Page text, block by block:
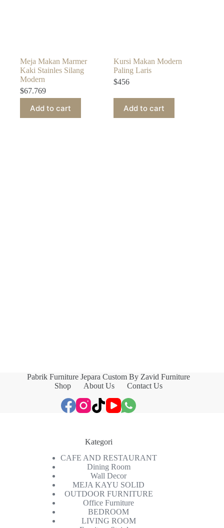
Meja Makan Marmer
Kaki Stainles Silang
Modern
$67.769
Add to cart
Kursi Makan Modern
Paling Laris
$456
Add to cart
Pabrik Furniture Jepara Custom By Zavid Furniture
Shop
About Us Contact Us
Kategori
CAFE AND RESTAURANT
Dining Room
Wall Decor
MEJA KAYU SOLID
OUTDOOR FURNITURE
Office Furniture
BEDROOM
LIVING ROOM